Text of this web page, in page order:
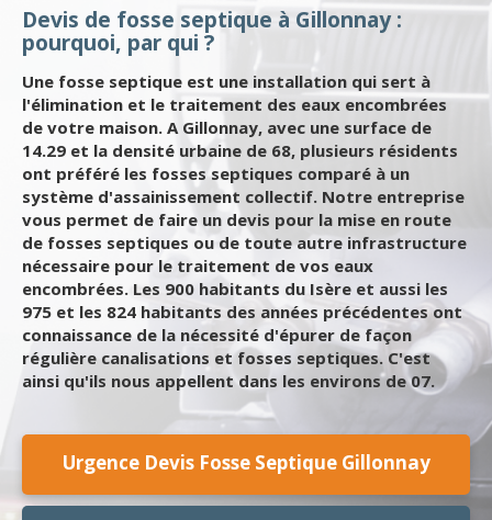
Devis de fosse septique à Gillonnay :
pourquoi, par qui ?
Une fosse septique est une installation qui sert à
l'élimination et le traitement des eaux encombrées
de votre maison. A Gillonnay, avec une surface de
14.29 et la densité urbaine de 68, plusieurs résidents
ont préféré les fosses septiques comparé à un
système d'assainissement collectif. Notre entreprise
vous permet de faire un devis pour la mise en route
de fosses septiques ou de toute autre infrastructure
nécessaire pour le traitement de vos eaux
encombrées. Les 900 habitants du Isère et aussi les
975 et les 824 habitants des années précédentes ont
connaissance de la nécessité d'épurer de façon
régulière canalisations et fosses septiques. C'est
ainsi qu'ils nous appellent dans les environs de 07.
Urgence Devis Fosse Septique Gillonnay